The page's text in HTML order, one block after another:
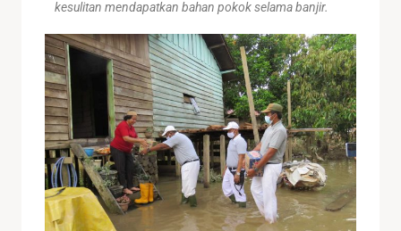
kesulitan mendapatkan bahan pokok selama banjir.